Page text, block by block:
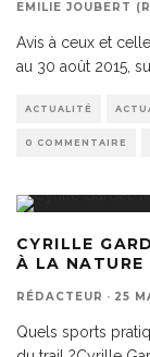
EMILIE JOUBERT
Avis à ceux et
au 30 août 2015,
ACTUALITÉ
0 COMMENTAIRE
CYRILLE
À LA NATURE
RÉDACTEUR · 25
Quels sports